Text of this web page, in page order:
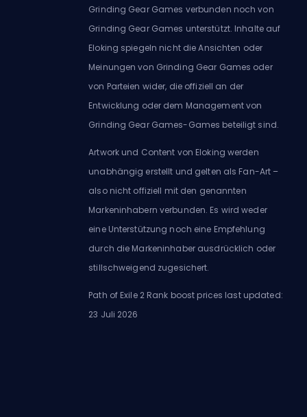
Grinding Gear Games verbunden noch von
Grinding Gear Games unterstützt. Inhalte auf
Eloking spiegeln nicht die Ansichten oder
Meinungen von Grinding Gear Games oder
von Parteien wider, die offiziell an der
Entwicklung oder dem Management von
Grinding Gear Games-Games beteiligt sind.
Artwork und Content von Eloking werden
unabhängig erstellt und gelten als Fan-Art –
also nicht offiziell mit den genannten
Markeninhabern verbunden. Es wird weder
eine Unterstützung noch eine Empfehlung
durch die Markeninhaber ausdrücklich oder
stillschweigend zugesichert.
Path of Exile 2 Rank boost prices last updated:
23 Juli 2026